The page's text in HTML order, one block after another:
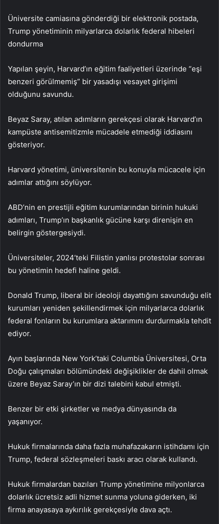
Üniversite camiasına gönderdiği bir elektronik postada,
Trump yönetiminin milyarlarca dolarlık federal hibeleri
dondurma
Yapılan şeyin, Harvard’ın eğitim faaliyetleri üzerinde “eşi
benzeri görülmemiş” bir yasadışı vesayet girişimi
olduğunu savundu.
Beyaz Saray, atılan adımların gerekçesi olarak Harvard’ın
kampüste antisemitizmle mücadele etmediği iddiasını
gösteriyor.
Harvard yönetimi, üniversitenin bu konuyla mücacele için
adımlar attığını söylüyor.
ABD’nin en prestijli eğitim kurumlarından birinin hukuki
adımları, Trump’ın başkanlık gücüne karşı direnişin en
belirgin göstergesiydi.
Üniversiteler, 2024’teki Filistin yanlısı protestolar sonrası
bu yönetimin hedefi haline geldi.
Donald Trump, liberal bir ideoloji dayattığını savunduğu elit
kurumları yeniden şekillendirmek için milyarlarca dolarlık
federal fonların bu kurumlara aktarımını durdurmakla tehdit
ediyor.
Ayın başlarında New York’taki Columbia Üniversitesi, Orta
Doğu çalışmaları bölümündeki değişiklikler de dahil olmak
üzere Beyaz Saray’ın bir dizi talebini kabul etmişti.
Benzer bir etki şirketler ve medya dünyasında da
yaşanıyor.
Hukuk firmalarında daha fazla muhafazakarın istihdamı için
Trump, federal sözleşmeleri baskı aracı olarak kullandı.
Hukuk firmalardan bazıları Trump yönetimine milyonlarca
dolarlık ücretsiz adli hizmet sunma yoluna giderken, iki
firma anayasaya aykırılık gerekçesiyle dava açtı.